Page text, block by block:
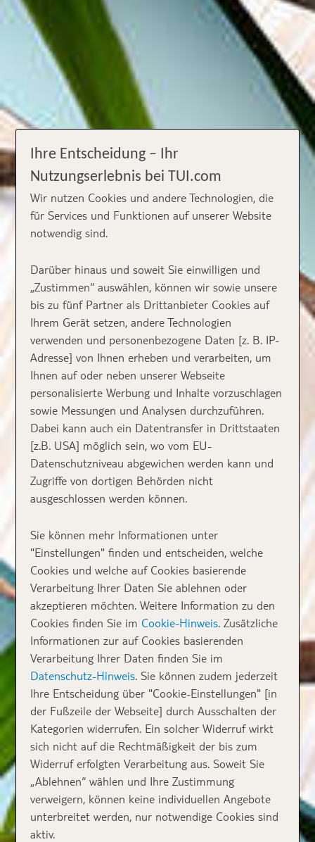
Ihre Entscheidung – Ihr
Nutzungserlebnis bei TUI.com
Wir nutzen Cookies und andere Technologien, die
für Services und Funktionen auf unserer Website
notwendig sind.
Darüber hinaus und soweit Sie einwilligen und
„Zustimmen“ auswählen, können wir sowie unsere
bis zu fünf Partner als Drittanbieter Cookies auf
Ihrem Gerät setzen, andere Technologien
verwenden und personenbezogene Daten [z. B. IP-
Adresse] von Ihnen erheben und verarbeiten, um
Ihnen auf oder neben unserer Webseite
personalisierte Werbung und Inhalte vorzuschlagen
sowie Messungen und Analysen durchzuführen.
Dabei kann auch ein Datentransfer in Drittstaaten
[z.B. USA] möglich sein, wo vom EU-
Datenschutzniveau abgewichen werden kann und
Zugriffe von dortigen Behörden nicht
ausgeschlossen werden können.
Sie können mehr Informationen unter
"Einstellungen" finden und entscheiden, welche
Cookies und welche auf Cookies basierende
Verarbeitung Ihrer Daten Sie ablehnen oder
akzeptieren möchten. Weitere Information zu den
Cookies finden Sie im Cookie-Hinweis. Zusätzliche
Informationen zur auf Cookies basierenden
Verarbeitung Ihrer Daten finden Sie im
Datenschutz-Hinweis. Sie können zudem jederzeit
Ihre Entscheidung über "Cookie-Einstellungen" [in
der Fußzeile der Webseite] durch Ausschalten der
Kategorien widerrufen. Ein solcher Widerruf wirkt
sich nicht auf die Rechtmäßigkeit der bis zum
Widerruf erfolgten Verarbeitung aus. Soweit Sie
„Ablehnen“ wählen und Ihre Zustimmung
verweigern, können keine individuellen Angebote
unterbreitet werden, nur notwendige Cookies sind
aktiv.